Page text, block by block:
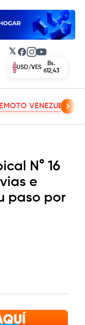
𝕏 Facebook
Instagram
YouTube
EUR/VES
Bs.
702,42
VENEZUELA
N° 16
e
paso por